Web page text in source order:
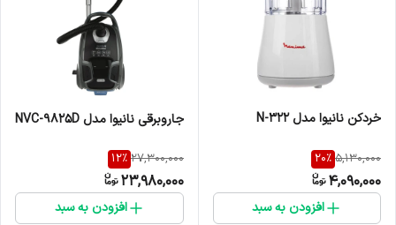
خردکن نانیوا مدل N-322
5,130,000
20%
4,090,000
افزودن به سبد
جاروبرقی نانیوا مدل NVC-9825D
27,300,000
12%
23,980,000
افزودن به سبد